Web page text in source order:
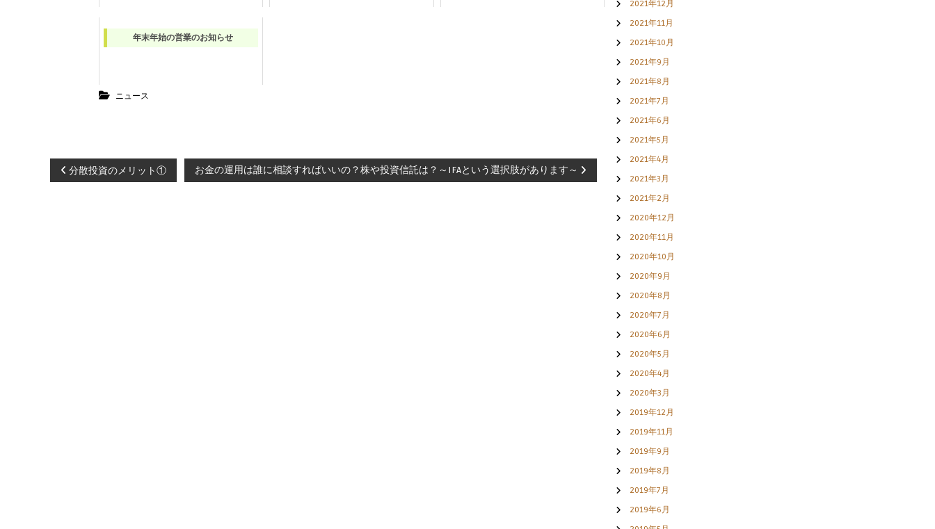
年末年始の営業のお知らせ
ニュース
投分散投資のメリット① お金の運用は誰に相談すればいいの？株や投資信託は？～IFAという選択肢があります～
2021年12月
2021年11月
2021年10月
2021年9月
2021年8月
2021年7月
2021年6月
2021年5月
2021年4月
2021年3月
2021年2月
2020年12月
2020年11月
2020年10月
2020年9月
2020年8月
2020年7月
2020年6月
2020年5月
2020年4月
2020年3月
2019年12月
2019年11月
2019年9月
2019年8月
2019年7月
2019年6月